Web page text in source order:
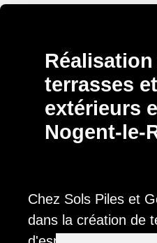
Réalisation
terrasses
extérieurs
Nogent-le-
Chez Sols Piles et
dans la création de